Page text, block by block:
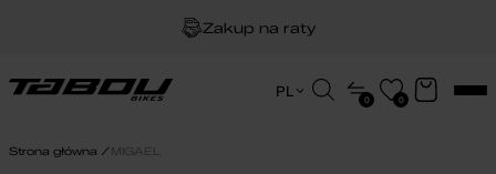
Zakup na raty
Dożywotnia gwarancja na ramę
PL
Wyszukiwarka
produktów
0 0
Strona główna MIGAEL